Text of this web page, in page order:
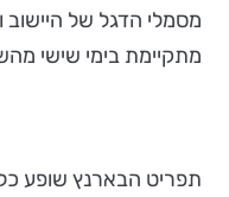
מסמלי הדגל של
מתקיימת בימי שישי מהשעה 13:00-
תפריט הבארנץ שופע